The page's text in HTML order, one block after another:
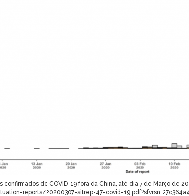
confirmados de COVID-19 fora da China, até dia 7 de Março
reports/20200307-sitrep-47-covid-